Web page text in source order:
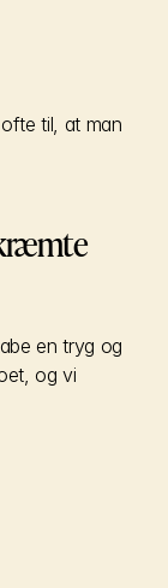
til, at man
en tryg og
og vi